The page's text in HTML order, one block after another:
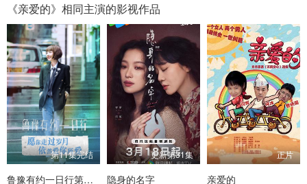
《亲爱的》相同主演的影视作品
第11集完结
鲁豫有约一日行第六季
更新第31集
隐身的名字
正片
亲爱的